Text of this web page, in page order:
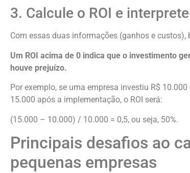
3. Calcule o ROI e interprete
Com essas duas informações (ganhos e
Um ROI acima de 0 indica que o investimento
houve prejuízo.
Por exemplo, se uma empresa investiu R$
15.000 após a implementação, o ROI será:
(15.000 – 10.000) / 10.000 = 0,5, ou seja, 50%.
Principais desafios ao
pequenas empresas